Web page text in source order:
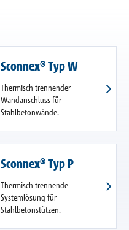
Sconnex® Typ W
Thermisch trennender
Wandanschluss für
Stahlbetonwände.
Sconnex® Typ P
Thermisch trennende
Systemlösung für
Stahlbetonstützen.